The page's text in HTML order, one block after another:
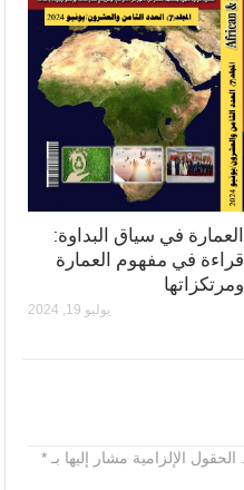
العمارة في سياق البداوة:
قراءة في مفهوم العمارة
ومرتكزاتها
يوليو 19, 2024
الحقول الإلزامية مشار إليها بـ*